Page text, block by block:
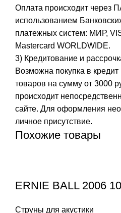
Оплата происходит
использованием
платежных систем: МИР,
Mastercard WORLDWIDE.
3) Кредитование и
Возможна покупка в
товаров на сумму от 3000
происходит
сайте. Для оформления
личное присутствие.
Похожие товары
ERNIE BALL 2006
Струны для акустики